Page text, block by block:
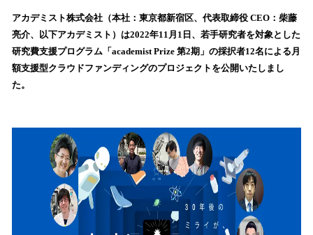
！
数
を
読
込
アカデミスト株式会社（本社：東京都新宿区、代表取締役 CEO：柴藤
亮介、以下アカデミスト）は2022年11月1日、若手研究者を対象とした
研究費支援プログラム「academist Prize 第2期」の採択者12名による月
額支援型クラウドファンディングのプロジェクトを公開いたしまし
た。